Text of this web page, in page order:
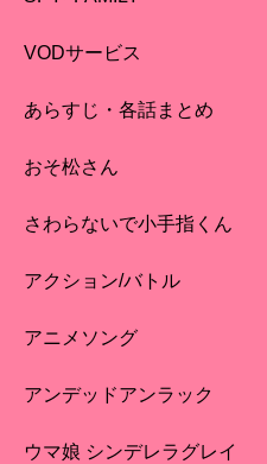
VODサービス
あらすじ・各話まとめ
おそ松さん
さわらないで小手指くん
アクション/バトル
アニメソング
アンデッドアンラック
ウマ娘 シンデレラグレイ